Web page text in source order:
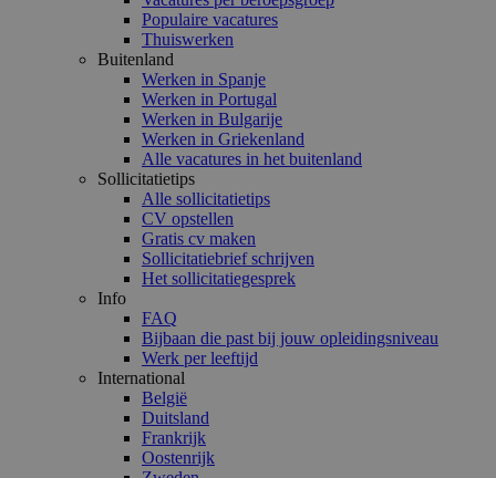
Populaire vacatures
Thuiswerken
Buitenland
Werken in Spanje
Werken in Portugal
Werken in Bulgarije
Werken in Griekenland
Alle vacatures in het buitenland
Sollicitatietips
Alle sollicitatietips
CV opstellen
Gratis cv maken
Sollicitatiebrief schrijven
Het sollicitatiegesprek
Info
FAQ
Bijbaan die past bij jouw opleidingsniveau
Werk per leeftijd
International
België
Duitsland
Frankrijk
Oostenrijk